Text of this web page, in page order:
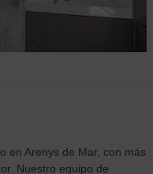
en Arenys de Mar, con más
Nuestro equipo de